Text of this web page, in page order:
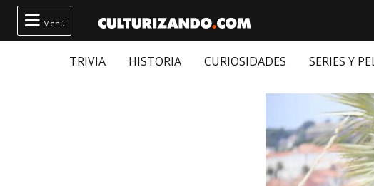
 Menú
TRIVIA HISTORIA CURIOSIDADES SERIES Y